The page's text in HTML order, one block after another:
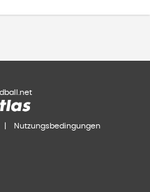
Nutzungsbedingungen